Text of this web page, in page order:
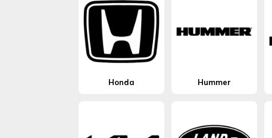
Honda Hummer